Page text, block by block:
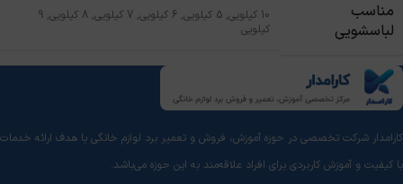
مناسب
لباسشویی
10 کیلویی , 5 کیلویی , 6 کیلویی , 7 کیلویی , 8 کیلویی ,
9
کیلویی
کارامدار شرکت تخصصی در حوزه آموزش، فروش و تعمیر برد لوازم خانگی با هدف ارائه خدمات
با کیفیت و آموزش‌ کاربردی برای افراد علاقه‌مند به این حوزه می‌باشد.